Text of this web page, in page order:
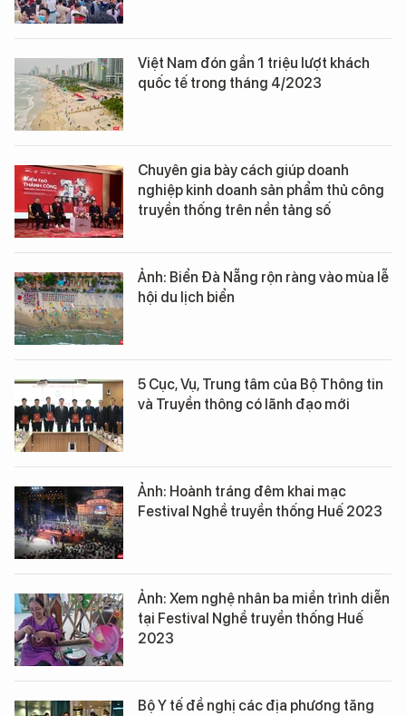
Việt Nam đón gần 1 triệu lượt khách
quốc tế trong tháng 4/2023
Chuyên gia bày cách giúp doanh
nghiệp kinh doanh sản phẩm thủ công
truyền thống trên nền tảng số
Ảnh: Biển Đà Nẵng rộn ràng vào mùa lễ
hội du lịch biển
5 Cục, Vụ, Trung tâm của Bộ Thông tin
và Truyền thông có lãnh đạo mới
Ảnh: Hoành tráng đêm khai mạc
Festival Nghề truyền thống Huế 2023
Ảnh: Xem nghệ nhân ba miền trình diễn
tại Festival Nghề truyền thống Huế
2023
Bộ Y tế đề nghị các địa phương tăng